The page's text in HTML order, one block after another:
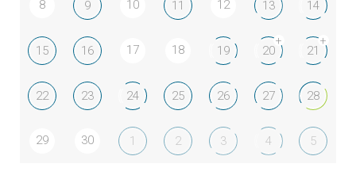
8 9 10 11 12 13 14
15 16 17 18 19 20
+
21
+
22 23 24 25 26 27 28
29 30 1 2 3 4 5